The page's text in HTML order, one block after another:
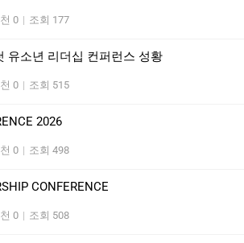
0 | 조회 177
유소년 리더십 컨퍼런스 성황
0 | 조회 515
2026
0 | 조회 498
CONFERENCE
0 | 조회 508